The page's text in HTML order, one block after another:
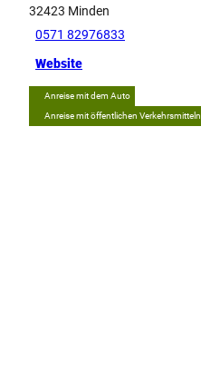
32423 Minden
0571 82976833
Website
Anreise mit dem Auto
Anreise mit öffentlichen Verkehrsmitteln